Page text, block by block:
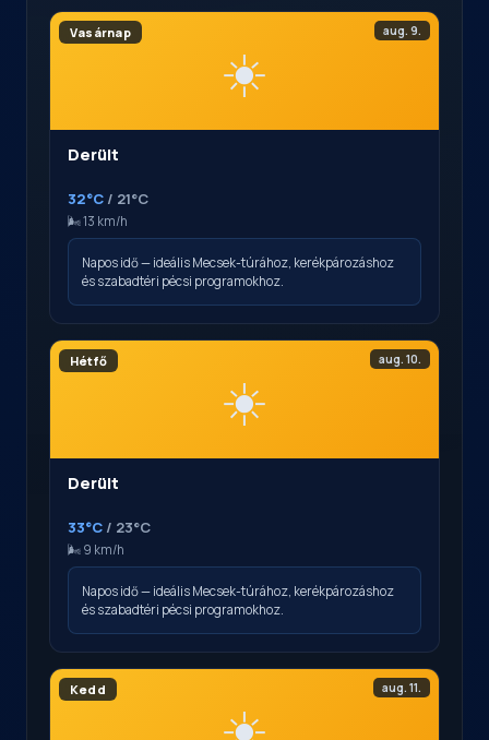
Vasárnap aug. 9.
☀️
Derült
32°C / 21°C
🌬️ 13 km/h
Napos idő — ideális Mecsek-túrához, kerékpározáshoz
és szabadtéri pécsi programokhoz.
Hétfő aug. 10.
☀️
Derült
33°C / 23°C
🌬️ 9 km/h
Napos idő — ideális Mecsek-túrához, kerékpározáshoz
és szabadtéri pécsi programokhoz.
Kedd aug. 11.